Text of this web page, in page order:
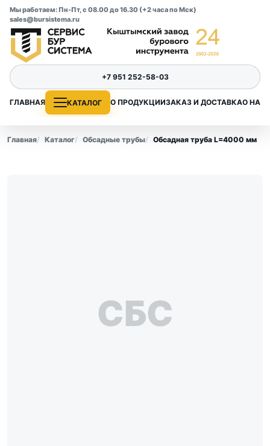
Мы работаем: Пн-Пт, с 08.00 до 16.30 (+2 часа по Мск)
sales@bursistema.ru
ГЛАВНАЯ КАТАЛОГ О ПРОДУКЦИИЗАКАЗ И ДОСТАВКАО НАС
+7 951 252-58-03
Главная Каталог Обсадные трубы Обсадная труба L=4000 мм
СБС